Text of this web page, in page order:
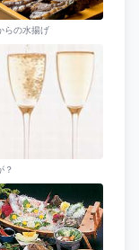
らの水揚げ
？